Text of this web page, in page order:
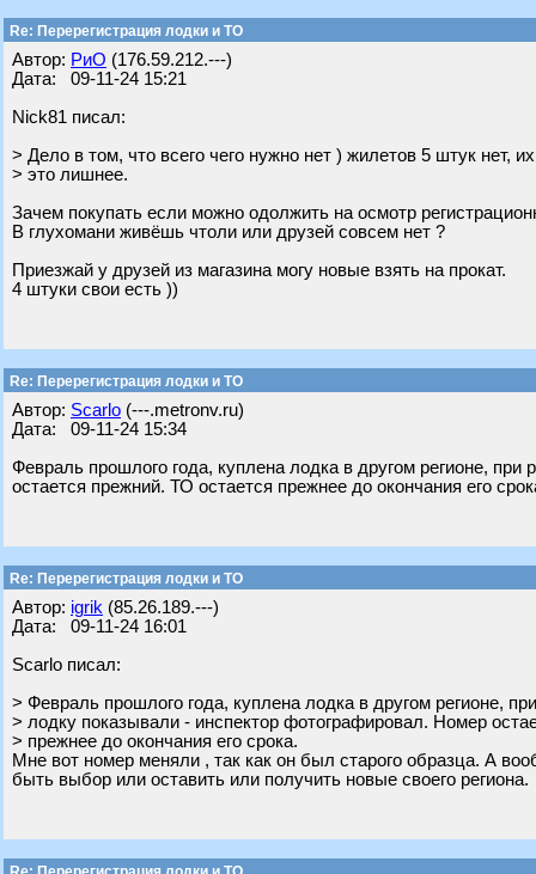
Re: Перерегистрация лодки и ТО
Автор: РиО (176.59.212.---)
Дата: 09-11-24 15:21
Nick81 писал:
> Дело в том, что всего чего нужно нет ) жилетов 5 штук нет,
> это лишнее.
Зачем покупать если можно одолжить на осмотр
В глухомани живёшь чтоли или друзей совсем нет ?
Приезжай у друзей из магазина могу новые взять на прокат.
4 штуки свои есть ))
Re: Перерегистрация лодки и ТО
Автор: Scarlo (---.metronv.ru)
Дата: 09-11-24 15:34
Февраль прошлого года, куплена лодка в другом регионе,
остается прежний. ТО остается прежнее до окончания его
Re: Перерегистрация лодки и ТО
Автор: igrik (85.26.189.---)
Дата: 09-11-24 16:01
Scarlo писал:
> Февраль прошлого года, куплена лодка в другом регионе,
> лодку показывали - инспектор фотографировал. Номер
> прежнее до окончания его срока.
Мне вот номер меняли , так как он был старого образца. А
быть выбор или оставить или получить новые своего региона.